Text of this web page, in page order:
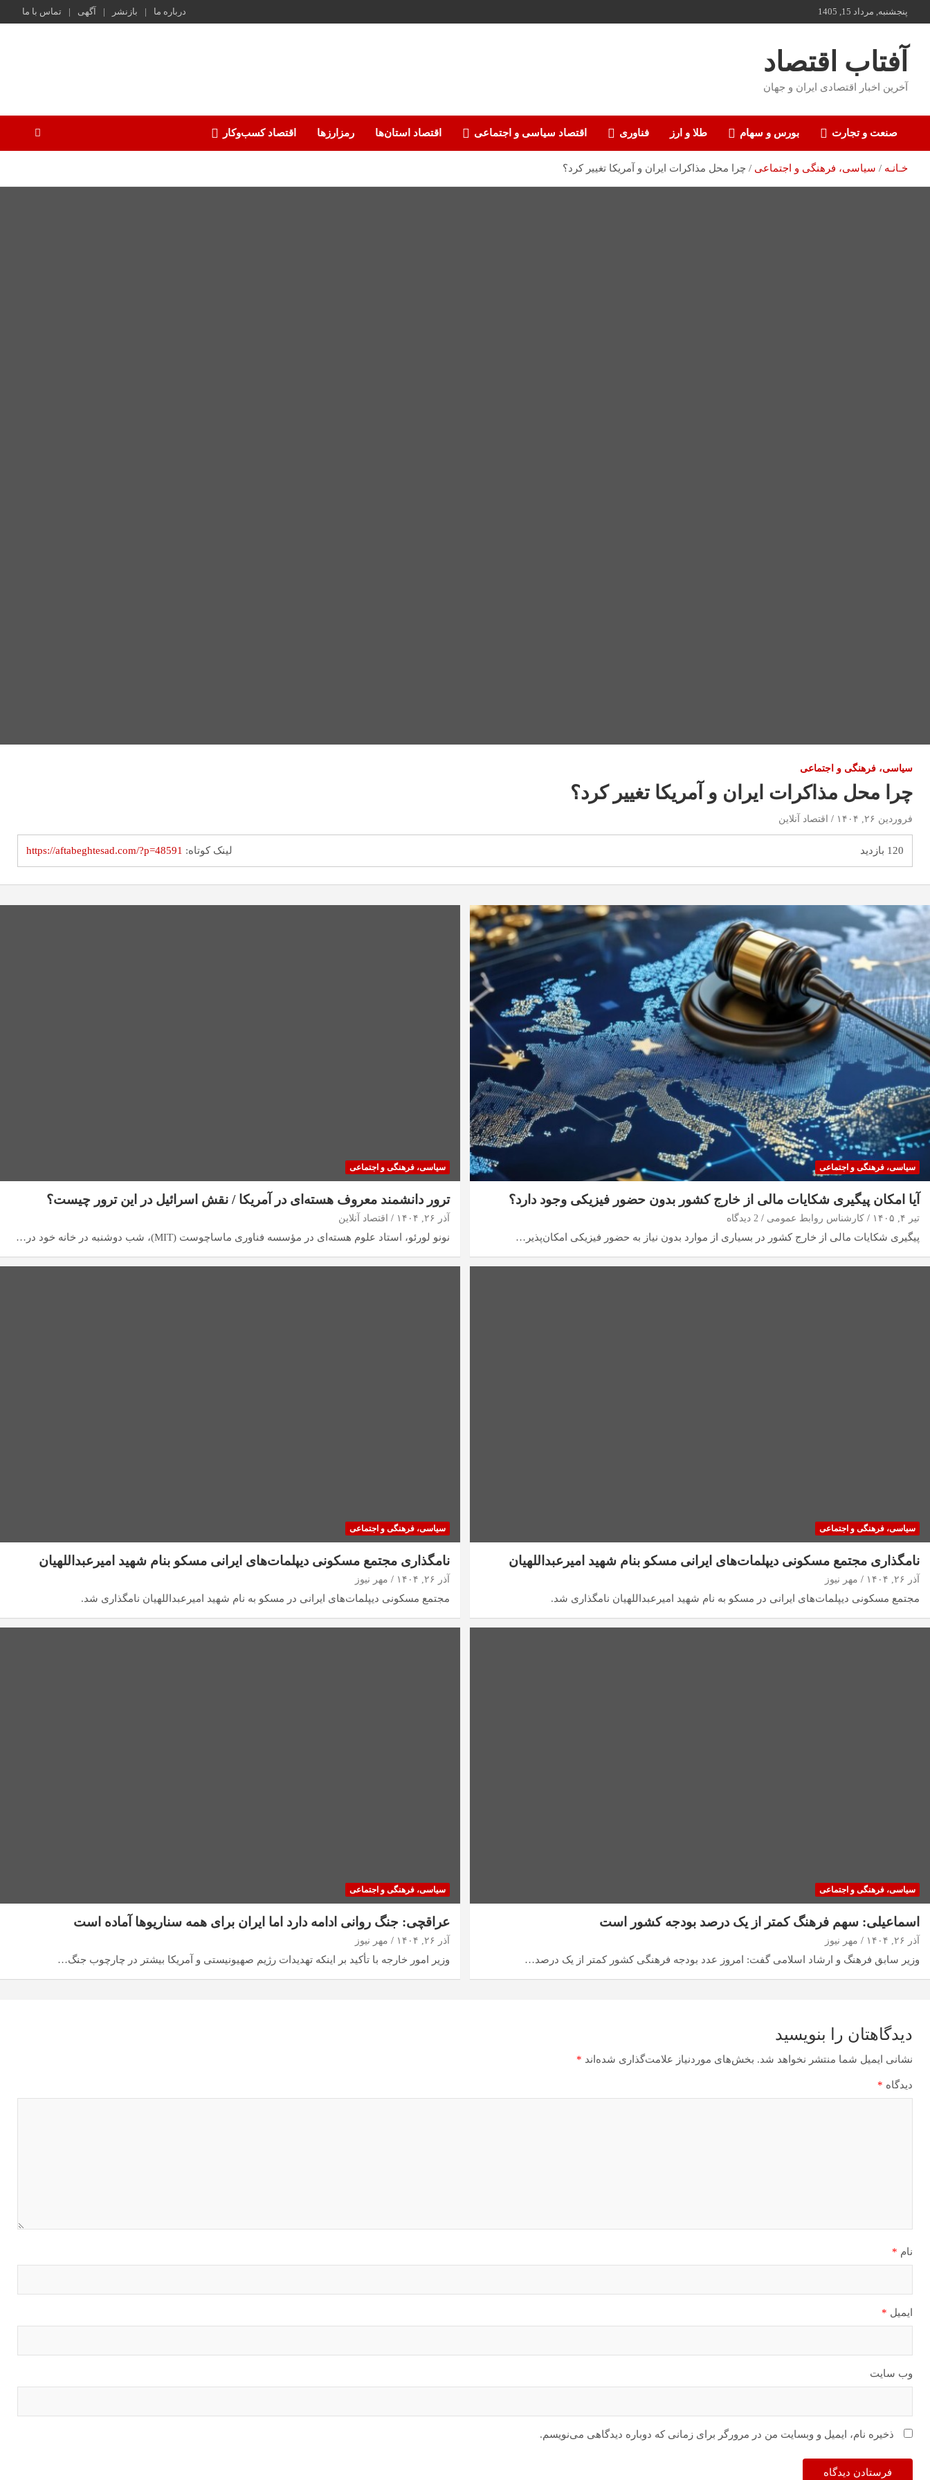
محتوا
پنجشنبه, مرداد 15, 1405 درباره ما بازنشر آگهی تماس با ما
آفتاب اقتصاد
آخرین اخبار اقتصادی ایران و جهان
صنعت و تجارت بورس و سهام طلا و ارز فناوری اقتصاد سیاسی و اجتماعی اقتصاد استان‌ها رمزارزها اقتصاد کسب‌و‌کار
خـانـه سیاسی، فرهنگی و اجتماعی چرا محل مذاکرات ایران و آمریکا تغییر کرد؟
سیاسی، فرهنگی و اجتماعی
چرا محل مذاکرات ایران و آمریکا تغییر کرد؟
فروردین ۲۶, ۱۴۰۴ اقتصاد آنلاین
120 بازدید لینک کوتاه: https://aftabeghtesad.com/?p=48591
سیاسی، فرهنگی و اجتماعی
آیا امکان پیگیری شکایات مالی از خارج کشور بدون حضور فیزیکی وجود دارد؟
تیر ۴, ۱۴۰۵ کارشناس روابط عمومی 2 دیدگاه
پیگیری شکایات مالی از خارج کشور در بسیاری از موارد بدون نیاز به حضور فیزیکی امکان‌پذیر…
سیاسی، فرهنگی و اجتماعی
ترور دانشمند معروف هسته‌ای در آمریکا / نقش اسرائیل در این ترور چیست؟
آذر ۲۶, ۱۴۰۴ اقتصاد آنلاین
نونو لورئو، استاد علوم هسته‌ای در مؤسسه فناوری ماساچوست (MIT)، شب دوشنبه در خانه خود در…
سیاسی، فرهنگی و اجتماعی
نامگذاری مجتمع مسکونی دیپلمات‌های ایرانی مسکو بنام شهید امیرعبداللهیان
آذر ۲۶, ۱۴۰۴ مهر نیوز
مجتمع مسکونی دیپلمات‌های ایرانی در مسکو به نام شهید امیرعبداللهیان نامگذاری شد.
سیاسی، فرهنگی و اجتماعی
نامگذاری مجتمع مسکونی دیپلمات‌های ایرانی مسکو بنام شهید امیرعبداللهیان
آذر ۲۶, ۱۴۰۴ مهر نیوز
مجتمع مسکونی دیپلمات‌های ایرانی در مسکو به نام شهید امیرعبداللهیان نامگذاری شد.
سیاسی، فرهنگی و اجتماعی
اسماعیلی: سهم فرهنگ کمتر از یک درصد بودجه کشور است
آذر ۲۶, ۱۴۰۴ مهر نیوز
وزیر سابق فرهنگ و ارشاد اسلامی گفت: امروز عدد بودجه فرهنگی کشور کمتر از یک درصد…
سیاسی، فرهنگی و اجتماعی
عراقچی: جنگ روانی ادامه دارد اما ایران برای همه سناریوها آماده است
آذر ۲۶, ۱۴۰۴ مهر نیوز
وزیر امور خارجه با تأکید بر اینکه تهدیدات رژیم صهیونیستی و آمریکا بیشتر در چارچوب جنگ…
دیدگاهتان را بنویسید
نشانی ایمیل شما منتشر نخواهد شد. بخش‌های موردنیاز علامت‌گذاری شده‌اند *
دیدگاه *
نام *
ایمیل *
وب‌ سایت
ذخیره نام، ایمیل و وبسایت من در مرورگر برای زمانی که دوباره دیدگاهی می‌نویسم.